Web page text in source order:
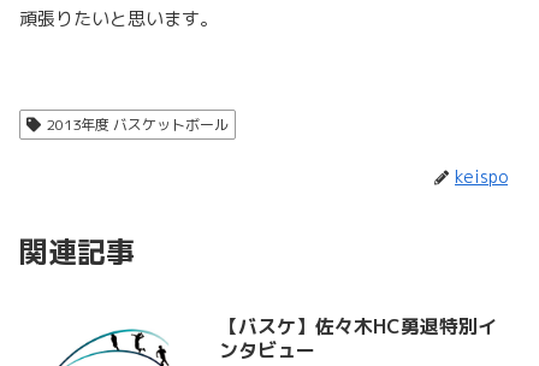
頑張りたいと思います。
2013年度 バスケットボール
keispo
関連記事
【バスケ】佐々木HC勇退特別イ
ンタビュー